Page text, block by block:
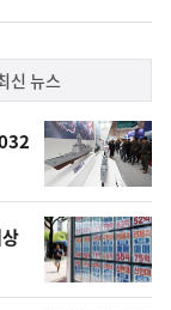
신 뉴스